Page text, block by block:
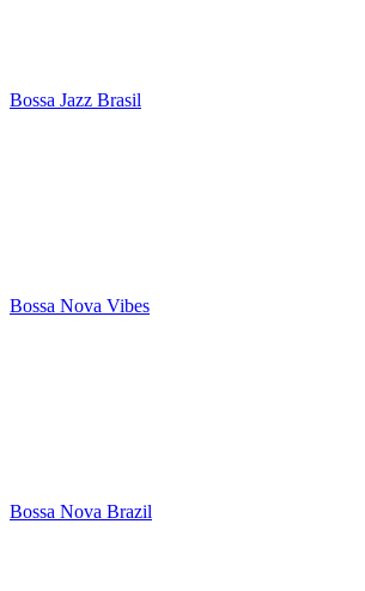
Bossa Jazz Brasil
Bossa Nova Vibes
Bossa Nova Brazil